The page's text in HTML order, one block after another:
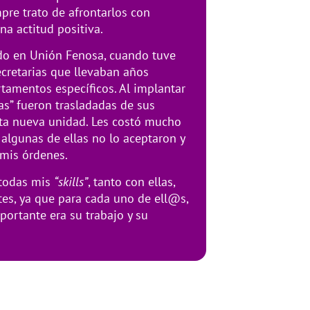
trato de afrontarlos con
actitud positiva.
en Unión Fenosa, cuando tuve
que llevaban años
específicos. Al implantar
fueron trasladadas de sus
nueva unidad. Les costó mucho
de ellas no lo aceptaron y
órdenes.
mis “skills”, tanto con ellas,
ya que para cada uno de ell@s,
era su trabajo y su